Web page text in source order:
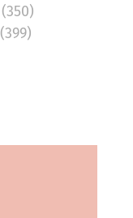
(350)
(399)